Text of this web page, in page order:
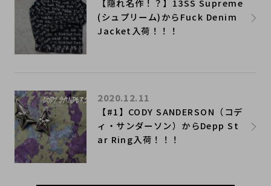
【隠れ名作！？】13SS Supreme
(シュプリーム)からFuck Denim
Jacket入荷！！！
​【#1】CODY SANDERSON（コデ
ィ・サンダーソン）からDepp St
ar Ring入荷！！！
2020.12.11